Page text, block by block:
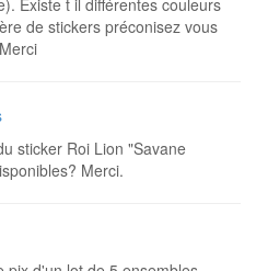
Existe t il différentes couleurs
de stickers préconisez vous
sticker Roi Lion "Savane
Merci.